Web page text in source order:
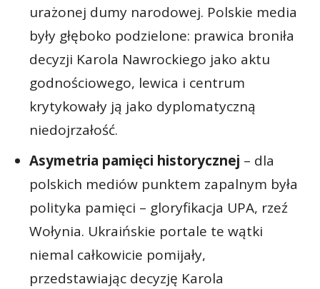
urażonej dumy narodowej. Polskie media
były głęboko podzielone: prawica broniła
decyzji Karola Nawrockiego jako aktu
godnościowego, lewica i centrum
krytykowały ją jako dyplomatyczną
niedojrzałość.
Asymetria pamięci historycznej – dla
polskich mediów punktem zapalnym była
polityka pamięci – gloryfikacja UPA, rzeź
Wołynia. Ukraińskie portale te wątki
niemal całkowicie pomijały,
przedstawiając decyzję Karola